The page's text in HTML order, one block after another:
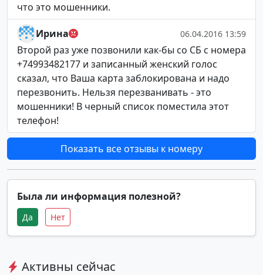
что это мошенники.
Ирина 06.04.2016 13:59
Второй раз уже позвонили как-бы со СБ с номера
+74993482177 и записанный женский голос
сказал, что Ваша карта заблокирована и надо
перезвонить. Нельзя перезванивать - это
мошенники! В черный список поместила этот
телефон!
Показать все отзывы к номеру
Была ли информация полезной?
Да Нет
Активны сейчас